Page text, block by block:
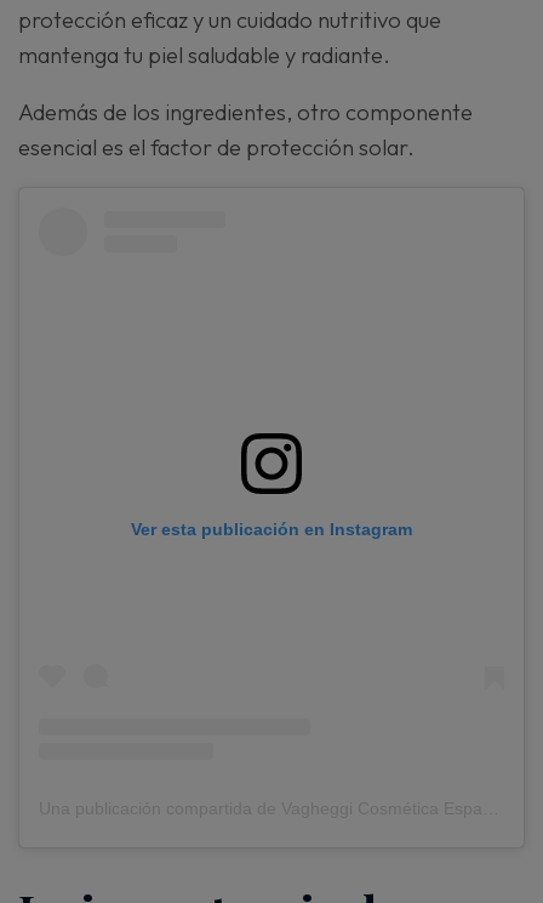
protección eficaz y un cuidado nutritivo que
mantenga tu piel saludable y radiante.
Además de los ingredientes, otro componente
esencial es el factor de protección solar.
Ver esta publicación en Instagram